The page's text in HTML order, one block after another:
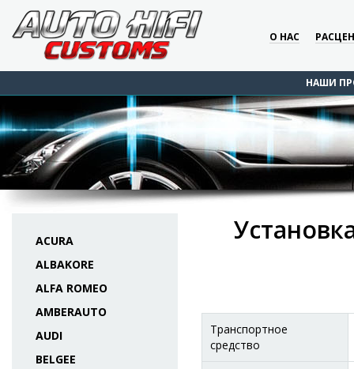
О НАС
НАШИ
ACURA
ALBAKORE
ALFA ROMEO
AMBERAUTO
AUDI
BELGEE
Транспортное
средство